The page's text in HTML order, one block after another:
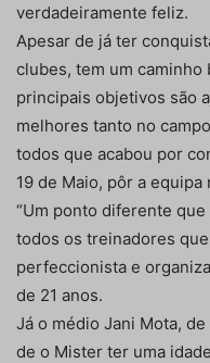
verdadeiramente feliz.
Apesar de já ter
clubes, tem um caminho
principais objetivos são
melhores tanto no
todos que acabou por
19 de Maio, pôr a equipa
“Um ponto diferente
todos os treinadores
perfeccionista e
de 21 anos.
Já o médio Jani Mota,
de o Mister ter uma